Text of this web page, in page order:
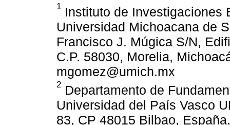
1 Instituto de Investigaciones
Universidad Michoacana de
Francisco J. Múgica S/N,
C.P. 58030, Morelia,
mgomez@umich.mx
2 Departamento de
Universidad del País Vasco
83, CP 48015 Bilbao,